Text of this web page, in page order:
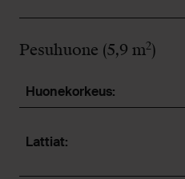
Pesuhuone (5,9 m2)
Huonekorkeus:
Lattiat: